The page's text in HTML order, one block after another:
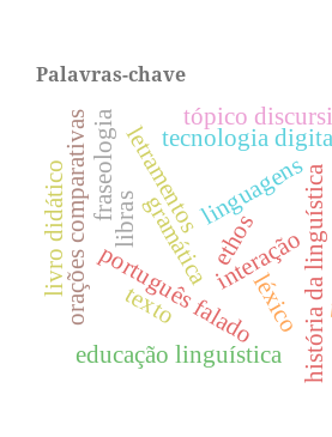
Palavras-chave
linguagens
letramentostecnologia
gramática história da linguística
português falado
texto
educação linguística
interação
tópico
orações comparativas
livro didático ethos
fraseologia
léxico
libras